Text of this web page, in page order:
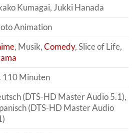
Kumagai, Jukki Hanada
Animation
, Musik,Comedy, Slice of Life,
110 Minuten
(DTS-HD Master Audio 5.1),
(DTS-HD Master Audio